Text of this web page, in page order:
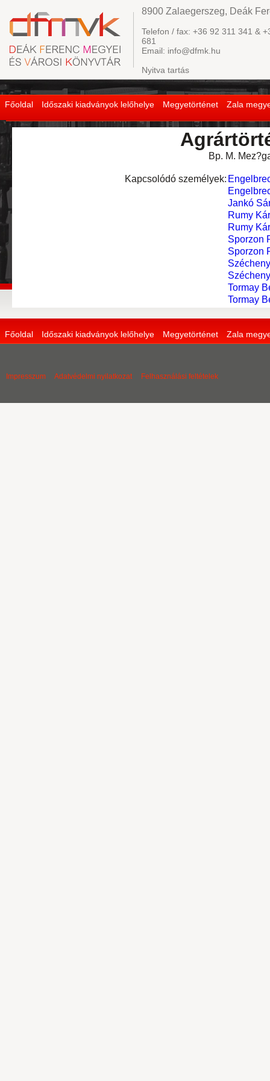
Főoldal Időszaki kiadványok lelőhelye Megyetörténet Zala
8900 Zalaegerszeg, Deák
Telefon / fax: +36 92 311 341 &
681
Email: info@dfmk.hu
Nyitva tartás
Bp. M.
Kapcsolódó személyek:
Jankó
Rumy
Rumy
Sporzon
Sporzon
Tormay
Tormay
Főoldal Időszaki kiadványok lelőhelye Megyetörténet Zala
Impresszum Adatvédelmi nyilatkozat Felhasználási feltételek